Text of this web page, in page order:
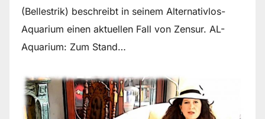
(Bellestrik) beschreibt in seinem Alternativlos-
Aquarium einen aktuellen Fall von Zensur. AL-
Aquarium: Zum Stand…